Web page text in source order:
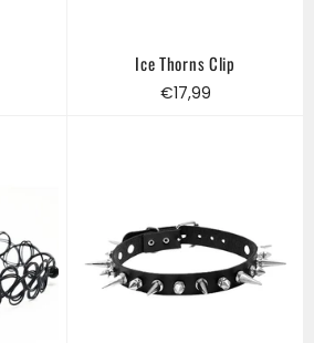
Ice Thorns Clip
Regular
€17,99